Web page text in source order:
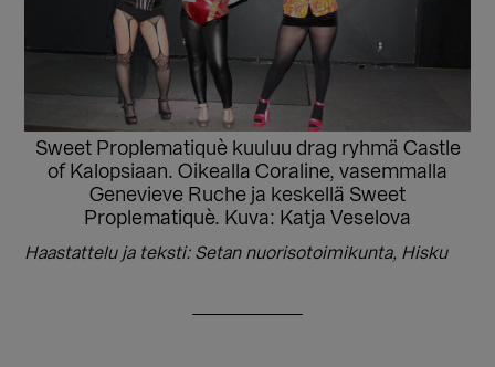
Sweet Proplematiquè kuuluu drag ryhmä Castle
of Kalopsiaan. Oikealla Coraline, vasemmalla
Genevieve Ruche ja keskellä Sweet
Proplematiquè. Kuva: Katja Veselova
Haastattelu ja teksti: Setan nuorisotoimikunta, Hisku